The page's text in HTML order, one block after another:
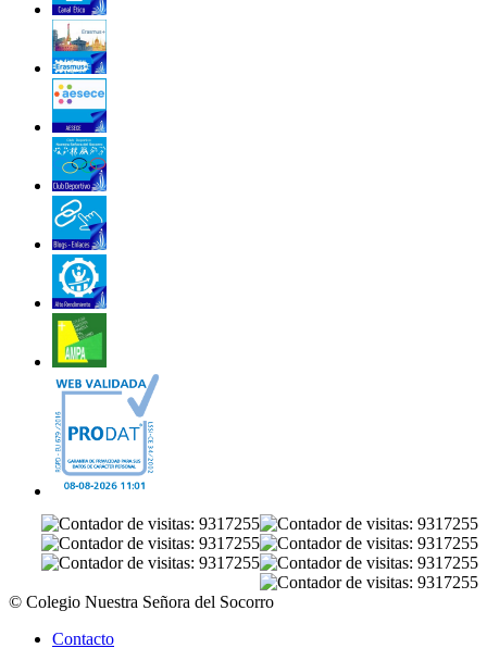
© Colegio Nuestra Señora del Socorro
Contacto